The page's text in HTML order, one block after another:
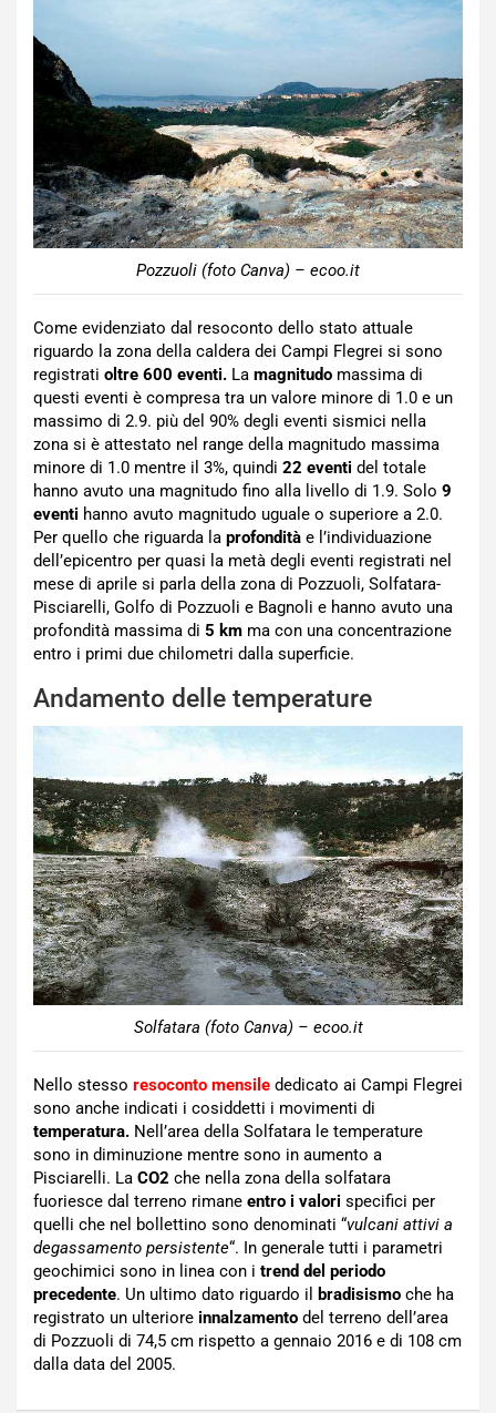
Pozzuoli (foto Canva) – ecoo.it
Come evidenziato dal resoconto dello stato attuale
riguardo la zona della caldera dei Campi Flegrei si sono
registrati oltre 600 eventi. La magnitudo massima di
questi eventi è compresa tra un valore minore di 1.0 e un
massimo di 2.9. più del 90% degli eventi sismici nella
zona si è attestato nel range della magnitudo massima
minore di 1.0 mentre il 3%, quindi 22 eventi del totale
hanno avuto una magnitudo fino alla livello di 1.9. Solo 9
eventi hanno avuto magnitudo uguale o superiore a 2.0.
Per quello che riguarda la profondità e l’individuazione
dell’epicentro per quasi la metà degli eventi registrati nel
mese di aprile si parla della zona di Pozzuoli, Solfatara-
Pisciarelli, Golfo di Pozzuoli e Bagnoli e hanno avuto una
profondità massima di 5 km ma con una concentrazione
entro i primi due chilometri dalla superficie.
Andamento delle temperature
Solfatara (foto Canva) – ecoo.it
Nello stesso resoconto mensile dedicato ai Campi Flegrei
sono anche indicati i cosiddetti i movimenti di
temperatura. Nell’area della Solfatara le temperature
sono in diminuzione mentre sono in aumento a
Pisciarelli. La CO2 che nella zona della solfatara
fuoriesce dal terreno rimane entro i valori specifici per
quelli che nel bollettino sono denominati “vulcani attivi a
degassamento persistente“. In generale tutti i parametri
geochimici sono in linea con i trend del periodo
precedente. Un ultimo dato riguardo il bradisismo che ha
registrato un ulteriore innalzamento del terreno dell’area
di Pozzuoli di 74,5 cm rispetto a gennaio 2016 e di 108 cm
dalla data del 2005.